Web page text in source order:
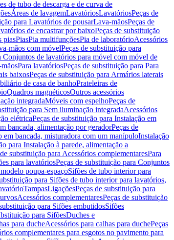
de tubo de descarga e de curva de
Áreas de lavagemLavatóriosLavatóriosPeças de
para Lavatórios de pousarLava-mãosPeças de
de encastrar por baixoPeças de substituição
piasPiasPia multifunçõesPia de laboratórioAcessórios
mãos com móvelPeças de substituição para
Conjuntos de lavatórios para móvel com móvel de
Para lavatóriosPeças de substituição para Para
baixosPeças de substituição para Armários laterais
de casa de banhoPrateleiras de
Quadros magnéticosOutros acessórios
integradaMóveis com espelhoPeças de
para Sem iluminação integradaAcessórios
elétricaPeças de substituição para Instalação em
bancada, alimentação por geradorPeças de
em bancada, misturadora com um manípuloInstalação
para Instalação à parede, alimentação a
substituição para Acessórios complementaresPara
para lavatóriosPeças de substituição para Conjuntos
poupa-espaçoSifões de tubo interior para
para Sifões de tubo interior para lavatórios,
TampasLigaçõesPeças de substituição para
Acessórios complementaresPeças de substituição
para Sifões embutidosSifões
para SifõesDuches e
para ducheAcessórios para calhas para duchePeças
complementares para esgotos no pavimento para